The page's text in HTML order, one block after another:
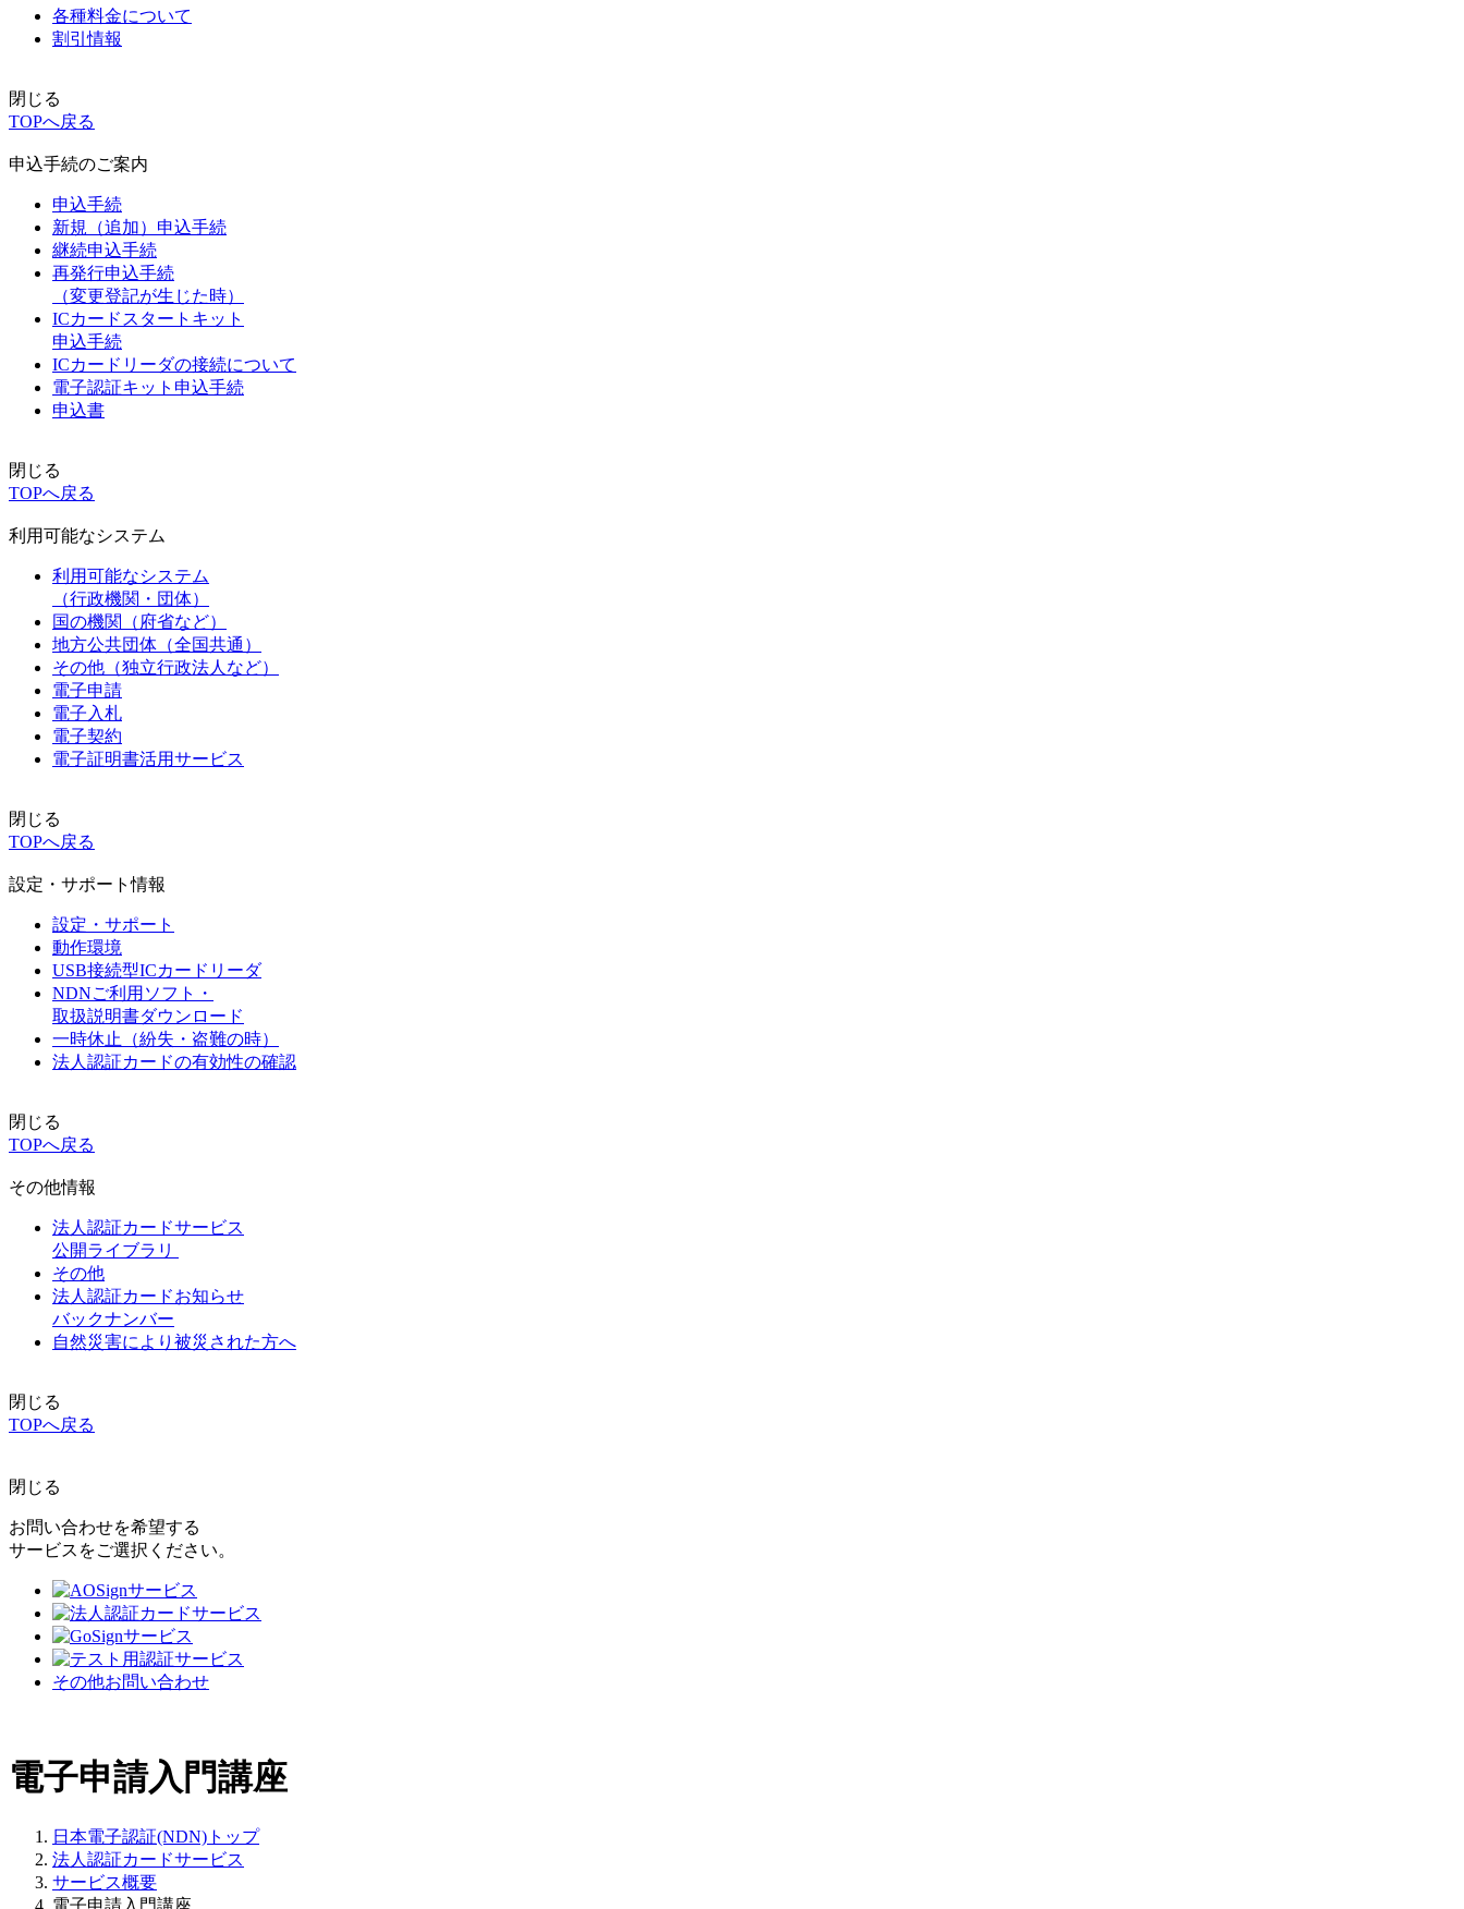
各種料金について
割引情報
閉じる
TOPへ戻る
申込手続のご案内
申込手続
新規（追加）申込手続
継続申込手続
再発行申込手続
（変更登記が生じた時）
ICカードスタートキット
申込手続
ICカードリーダの接続について
電子認証キット申込手続
申込書
閉じる
TOPへ戻る
利用可能なシステム
利用可能なシステム
（行政機関・団体）
国の機関（府省など）
地方公共団体（全国共通）
その他（独立行政法人など）
電子申請
電子入札
電子契約
電子証明書活用サービス
閉じる
TOPへ戻る
設定・サポート情報
設定・サポート
動作環境
USB接続型ICカードリーダ
NDNご利用ソフト・
取扱説明書ダウンロード
一時休止（紛失・盗難の時）
法人認証カードの有効性の確認
閉じる
TOPへ戻る
その他情報
法人認証カードサービス
公開ライブラリ
その他
法人認証カードお知らせ
バックナンバー
自然災害により被災された方へ
閉じる
TOPへ戻る
閉じる
お問い合わせを希望する
サービスをご選択ください。
その他お問い合わせ
電子申請入門講座
日本電子認証(NDN)トップ
法人認証カードサービス
サービス概要
電子申請入門講座